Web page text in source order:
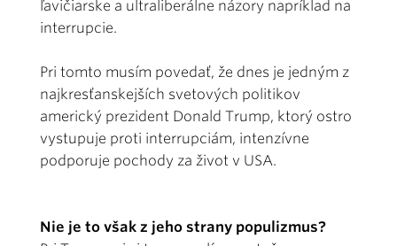
ľavičiarske a ultraliberálne názory napríklad na
interrupcie.
Pri tomto musím povedať, že dnes je jedným z
najkresťanskejších svetových politikov
americký prezident Donald Trump, ktorý ostro
vystupuje proti interrupciám, intenzívne
podporuje pochody za život v USA.
Nie je to však z jeho strany populizmus?